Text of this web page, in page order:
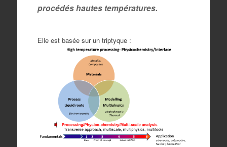
procédés hautes températures.
Elle est basée sur un triptyque :